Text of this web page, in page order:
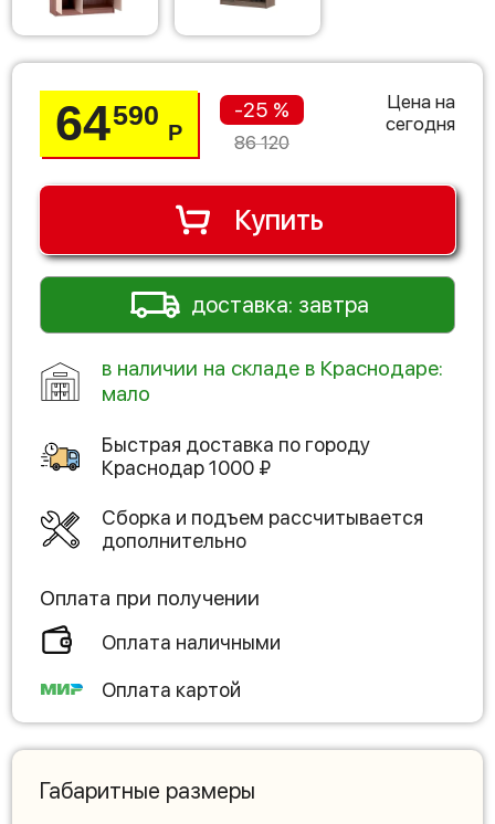
64590
Р
-25 %
86 120
Цена на
сегодня
Купить
доставка: завтра
в наличии на складе в Краснодаре:
мало
Быстрая доставка по городу
Краснодар1000 ₽
Сборка и подъем рассчитывается
дополнительно
Оплата при получении
Оплата наличными
Оплата картой
Габаритные размеры